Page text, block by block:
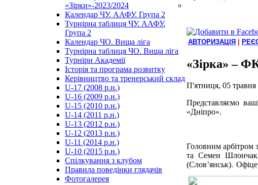
«Зірки»-2023/2024
Календар ЧУ. ААФУ. Група 2
Турнірна таблиця ЧУ. ААФУ.
Група 2
Календар ЧО. Вища ліга
Турнірна таблиця ЧО. Вища ліга
Турніри Академії
Історія та програма розвитку
Керівництво та тренерський склад
U-17 (2008 р.н.)
U-16 (2009 р.н.)
U-15 (2010 р.н.)
U-14 (2011 р.н.)
U-13 (2012 р.н.)
U-12 (2013 р.н.)
U-11 (2014 р.н.)
U-10 (2015 р.н.)
Спілкування з клубом
Правила поведінки глядачів
Фотогалерея
АВТОРИЗАЦІЯ
«Зірка» –
П'ятниця, 05 травня
Представляємо
«Дніпро».
Головним арбітром
та Семен Шлончак
(Слов’янськ).